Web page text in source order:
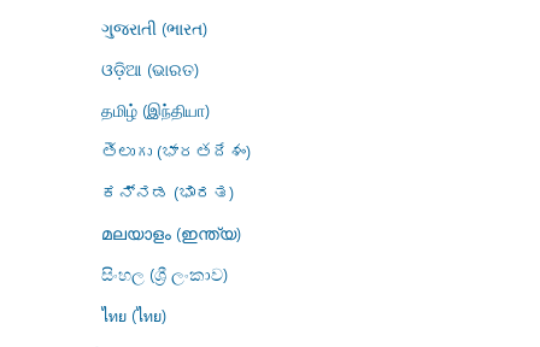
ગુજરાતી (ભારત)
ଓଡ଼ିଆ (ଭାରତ)
தமிழ் (இந்தியா)
తెలుగు (భారతదేశం)
ಕನ್ನಡ (ಭಾರತ)
മലയാളം (ഇന്ത്യ)
සිංහල (ශ්‍රී ලංකාව)
ไทย (ไทย)